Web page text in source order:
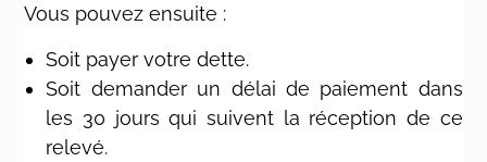
Vous pouvez ensuite :
Soit payer votre dette.
Soit demander un délai de paiement dans
les 30 jours qui suivent la réception de ce
relevé.